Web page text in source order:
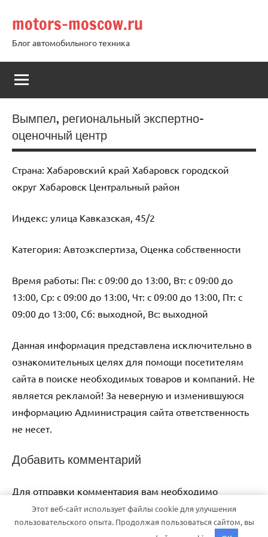
содержимому
motors-moscow.ru
Блог автомобильного техника
Вымпел, региональный экспертно-
оценочный центр
Страна: Хабаровский край Хабаровск городской
округ Хабаровск Центральный район
Индекс: улица Кавказская, 45/2
Категория: Автоэкспертиза, Оценка собственности
Время работы: Пн: с 09:00 до 13:00, Вт: с 09:00 до
13:00, Ср: с 09:00 до 13:00, Чт: с 09:00 до 13:00, Пт: с
09:00 до 13:00, Сб: выходной, Вс: выходной
Данная информация представлена исключительно в
ознакомительных целях для помощи посетителям
сайта в поиске необходимых товаров и компаний. Не
является рекламой! За неверную и изменившуюся
информацию Администрация сайта ответственность
не несет.
Добавить комментарий
Для отправки комментария вам необходимо
авторизоваться
Этот веб-сайт использует файлы cookie для улучшения
пользовательского опыта. Продолжая пользоваться сайтом, вы